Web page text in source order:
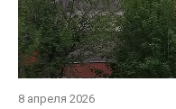
8 апреля 2026